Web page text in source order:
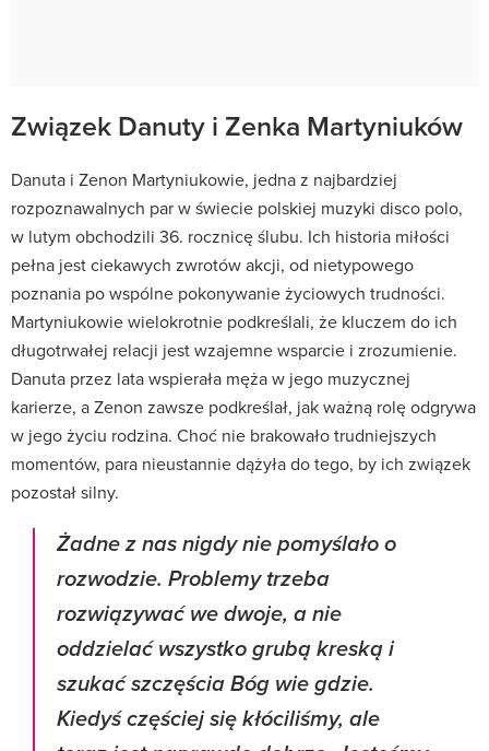
Związek Danuty i Zenka Martyniuków
Danuta i Zenon Martyniukowie, jedna z najbardziej
rozpoznawalnych par w świecie polskiej muzyki disco polo,
w lutym obchodzili 36. rocznicę ślubu. Ich historia miłości
pełna jest ciekawych zwrotów akcji, od nietypowego
poznania po wspólne pokonywanie życiowych trudności.
Martyniukowie wielokrotnie podkreślali, że kluczem do ich
długotrwałej relacji jest wzajemne wsparcie i zrozumienie.
Danuta przez lata wspierała męża w jego muzycznej
karierze, a Zenon zawsze podkreślał, jak ważną rolę odgrywa
w jego życiu rodzina. Choć nie brakowało trudniejszych
momentów, para nieustannie dążyła do tego, by ich związek
pozostał silny.
Żadne z nas nigdy nie pomyślało o
rozwodzie. Problemy trzeba
rozwiązywać we dwoje, a nie
oddzielać wszystko grubą kreską i
szukać szczęścia Bóg wie gdzie.
Kiedyś częściej się kłóciliśmy, ale